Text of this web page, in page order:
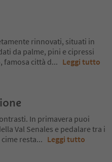
rinnovati, situati in
da palme, pini e cipressi
famosa città d... Leggi tutto
In primavera puoi
Val Senales e pedalare tra i
resta... Leggi tutto